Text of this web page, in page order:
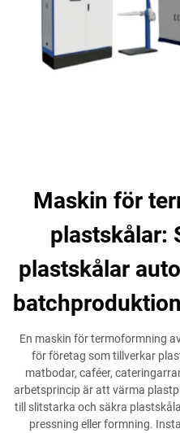
Maskin för
plastskålar:
plastskålar
En maskin för termoformning
för företag som tillverkar
matbodar, caféer,
arbetsprincip är att värma
till slitstarka och säkra
pressning eller formning.